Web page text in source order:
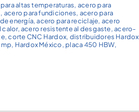
altas temperaturas, acero para
, acero para fundiciones, acero para
energía,acero para reciclaje, acero
calor,acero resistente al desgaste,acero-
,corte CNC Hardox, distribuidores Hardox
, Hardox México, placa 450 HBW,